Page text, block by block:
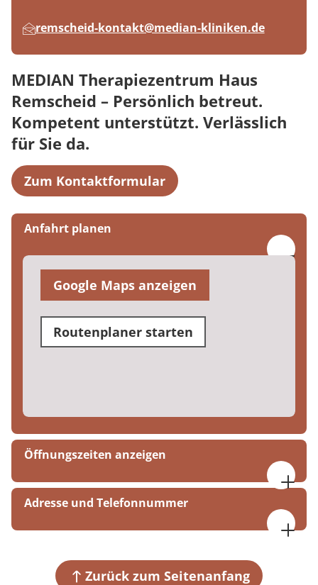
remscheid-kontakt@median-kliniken.de
MEDIAN Therapiezentrum Haus
Remscheid – Persönlich betreut.
Kompetent unterstützt. Verlässlich
für Sie da.
Zum Kontaktformular
Anfahrt planen
Google Maps anzeigen
Routenplaner starten
Öffnungszeiten anzeigen
08:00 - 17:00 Uhr
Adresse und Telefonnummer
42899 RemscheidZurück zum Seitenanfang